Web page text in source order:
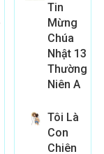
Tin
Mừng
Chúa
Nhật 13
Thường
Niên A
Tôi Là
Con
Chiên